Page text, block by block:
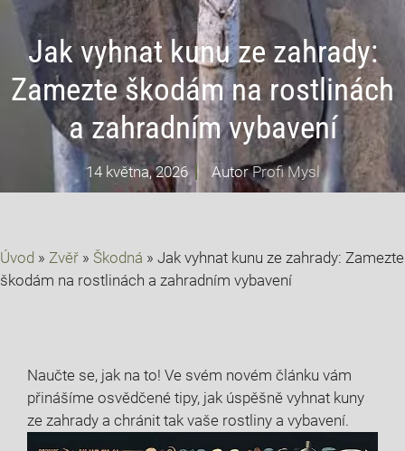
Jak vyhnat kunu ze zahrady:
Zamezte škodám na rostlinách
a zahradním vybavení
14 května, 2026 AutorProfi Mysl
Úvod » Zvěř » Škodná » Jak vyhnat kunu ze zahrady: Zamezte
škodám na rostlinách a zahradním vybavení
Naučte se, jak na to! Ve svém novém článku vám
přinášíme osvědčené tipy, jak úspěšně vyhnat kuny
ze zahrady a chránit tak vaše rostliny a vybavení.